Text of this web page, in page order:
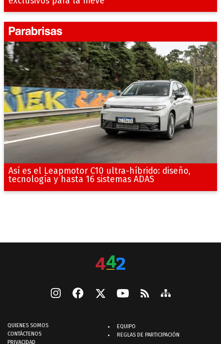
Así es el Leapmotor C10 ultra-híbrido: diseño,
tecnología y hasta 16 sistemas ADAS
QUIENES SOMOS
CONTÁCTENOS
PRIVACIDAD
EQUIPO
REGLAS DE PARTICIPACIÓN